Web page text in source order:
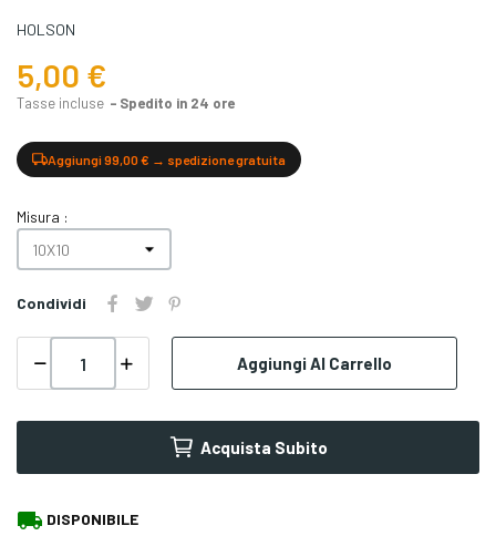
HOLSON
5,00 €
Tasse incluse Spedito in 24 ore
Aggiungi 99,00 € → spedizione gratuita
Misura :
Condividi
Aggiungi Al Carrello
Acquista Subito
local_shipping DISPONIBILE